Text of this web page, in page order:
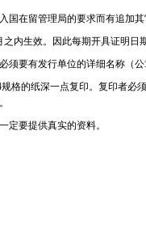
国在留管理局的要求而有追加
之内生效。因此每期开具证明日
须要有发行单位的详细名称（
格的纸深一点复印。复印者必
定要提供真实的资料。